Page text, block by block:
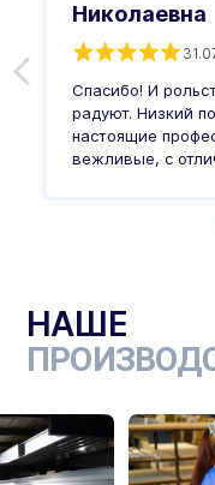
Николаевна
Спасибо! И
радуют. Низкий
настоящие
вежливые, с
НАШЕ